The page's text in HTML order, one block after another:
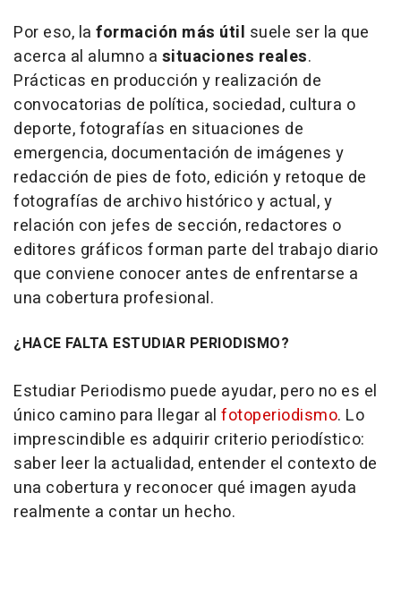
Por eso, la formación más útil suele ser la que
acerca al alumno a situaciones reales.
Prácticas en producción y realización de
convocatorias de política, sociedad, cultura o
deporte, fotografías en situaciones de
emergencia, documentación de imágenes y
redacción de pies de foto, edición y retoque de
fotografías de archivo histórico y actual, y
relación con jefes de sección, redactores o
editores gráficos forman parte del trabajo diario
que conviene conocer antes de enfrentarse a
una cobertura profesional.
¿HACE FALTA ESTUDIAR PERIODISMO?
Estudiar Periodismo puede ayudar, pero no es el
único camino para llegar al fotoperiodismo. Lo
imprescindible es adquirir criterio periodístico:
saber leer la actualidad, entender el contexto de
una cobertura y reconocer qué imagen ayuda
realmente a contar un hecho.